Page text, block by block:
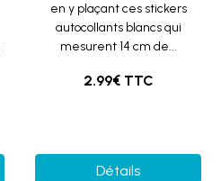
en y plaçant ces stickers
autocollants blancs qui
mesurent 14 cm de...
2.99€ TTC
Détails